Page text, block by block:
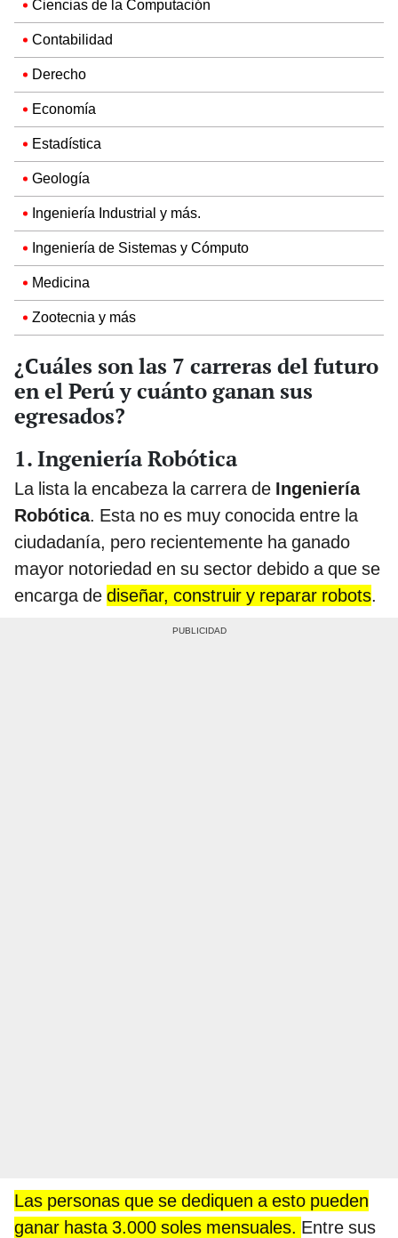
Ciencias de la Computación
Contabilidad
Derecho
Economía
Estadística
Geología
Ingeniería Industrial y más.
Ingeniería de Sistemas y Cómputo
Medicina
Zootecnia y más
¿Cuáles son las 7 carreras del futuro
en el Perú y cuánto ganan sus
egresados?
1. Ingeniería Robótica
La lista la encabeza la carrera de Ingeniería
Robótica. Esta no es muy conocida entre la
ciudadanía, pero recientemente ha ganado
mayor notoriedad en su sector debido a que se
encarga de diseñar, construir y reparar robots.
Las personas que se dediquen a esto pueden
ganar hasta 3.000 soles mensuales. Entre sus